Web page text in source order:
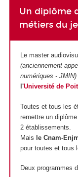
Un diplôme
métiers du
Le master
(anciennement
numériques - JMIN)
l'Université de
Toutes et tous les
remettre un
2 établissements.
Mais le Cnam-
pour toutes et tous
Deux programmes